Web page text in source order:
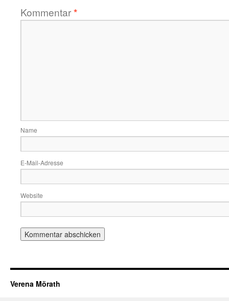
Kommentar*
Name
E-Mail-Adresse
Website
Verena Mörath